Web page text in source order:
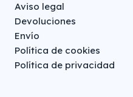
Aviso legal
Devoluciones
Envío
Política de cookies
Política de privacidad